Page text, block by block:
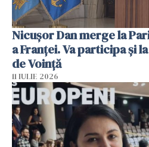
Nicuşor Dan merge la
a Franţei. Va participa şi
de Voinţă
11 IULIE 2026